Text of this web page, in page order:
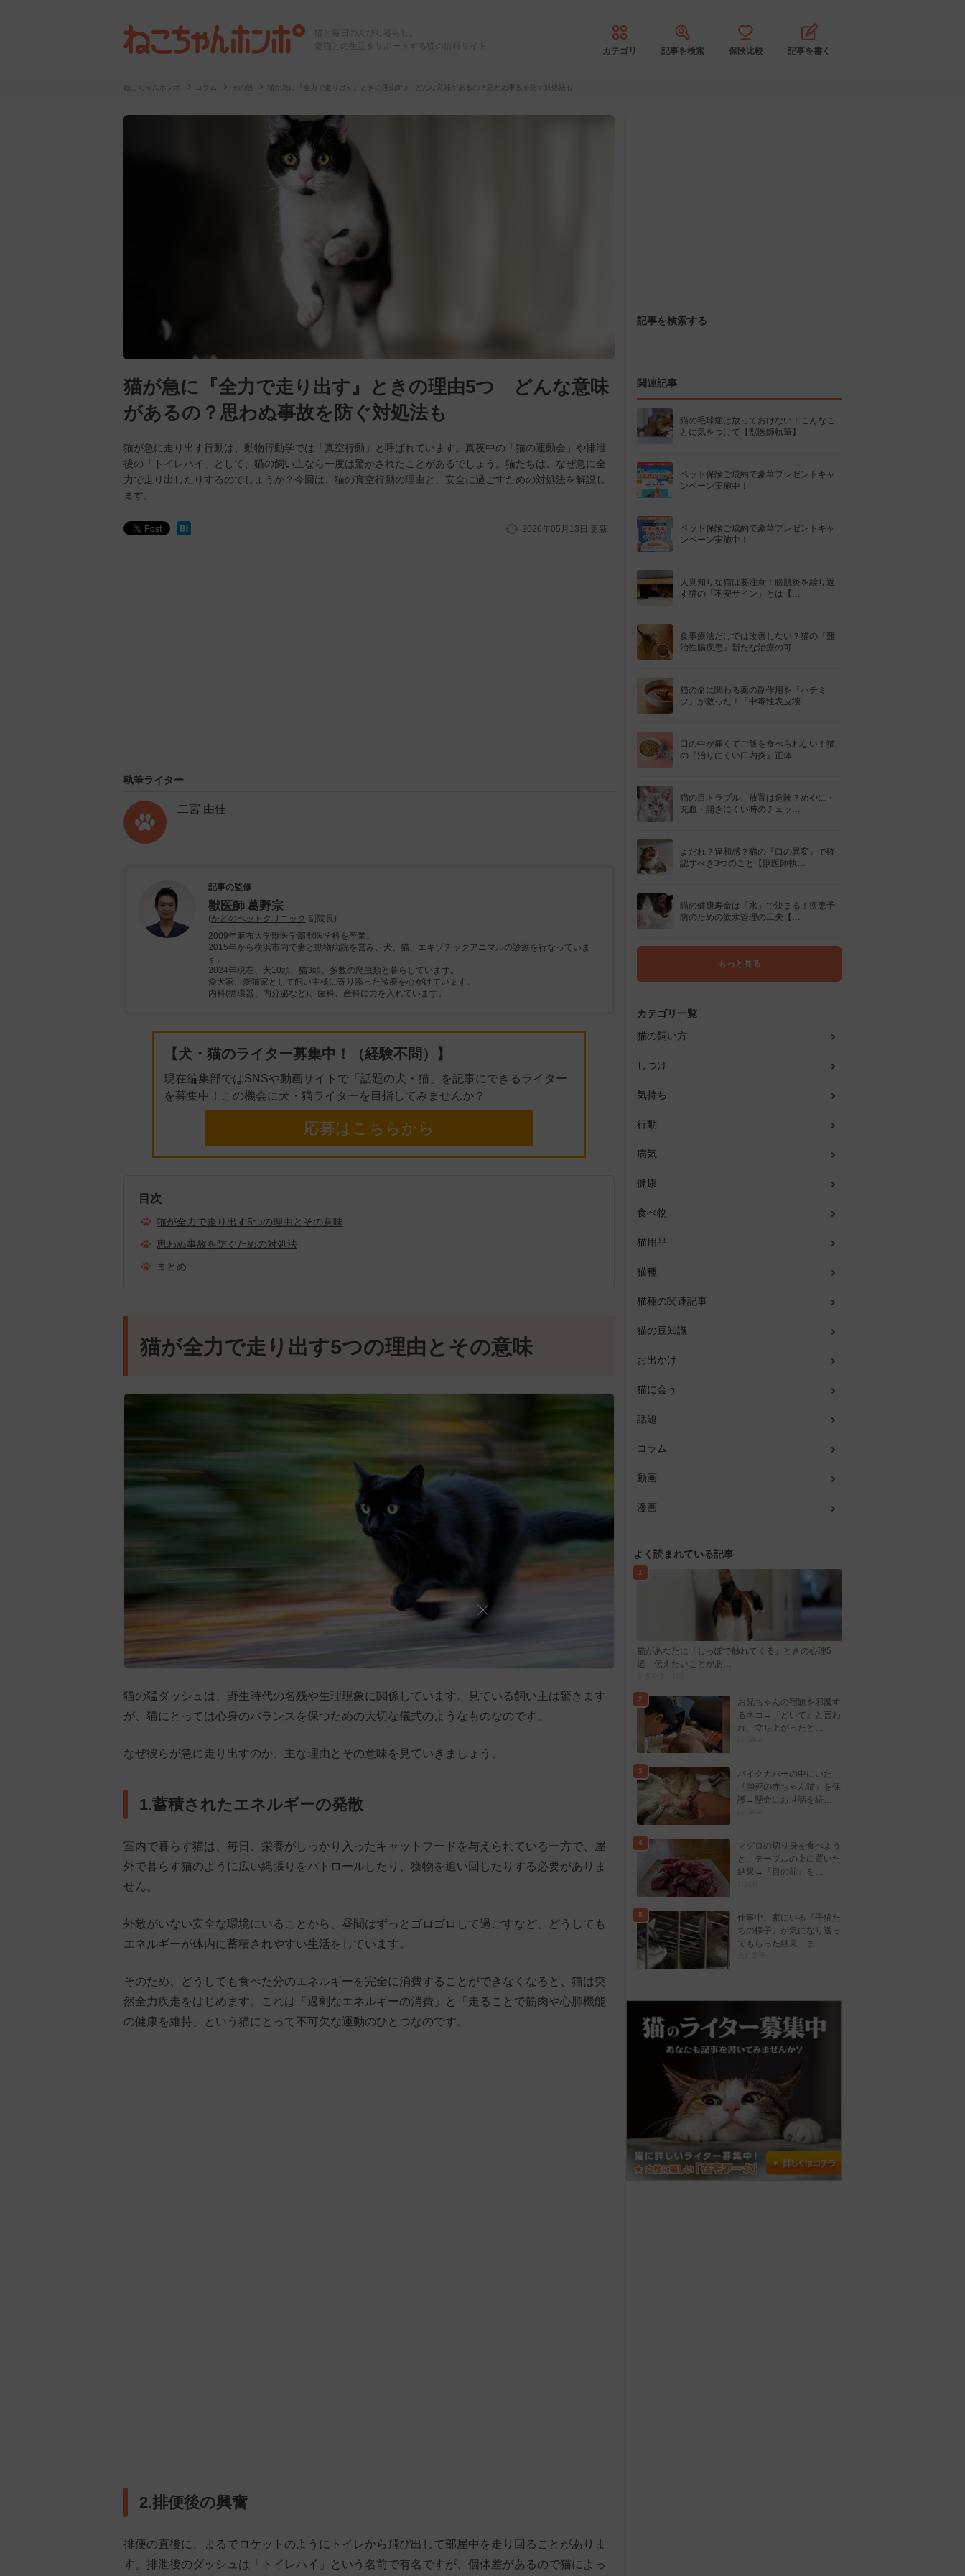
猫と毎日のんびり暮らし。
愛猫との生活をサポートする猫の情報サイト
カテゴリ 記事を検索 保険比較 記事を書く
ねこちゃんホンポ コラム その他 猫が急に『全力で走り出す』ときの理由5つ どんな意味があるの？思わぬ事故を防ぐ対処法も
猫が急に『全力で走り出す』ときの理由5つ どんな意味
があるの？思わぬ事故を防ぐ対処法も
猫が急に走り出す行動は、動物行動学では「真空行動」と呼ばれています。真夜中の「猫の運動会」や排泄
後の「トイレハイ」として、猫の飼い主なら一度は驚かされたことがあるでしょう。猫たちは、なぜ急に全
力で走り出したりするのでしょうか？今回は、猫の真空行動の理由と、安全に過ごすための対処法を解説し
ます。
2026年05月13日 更新
執筆ライター
二宮 由佳
記事の監修
獣医師葛野宗
(かどのペットクリニック 副院長)
2009年麻布大学獣医学部獣医学科を卒業。
2015年から横浜市内で妻と動物病院を営み、犬、猫、エキゾチックアニマルの診療を行なっていま
す。
2024年現在、犬10頭、猫3頭、多数の爬虫類と暮らしています。
愛犬家、愛猫家として飼い主様に寄り添った診療を心がけています。
内科(循環器、内分泌など)、歯科、産科に力を入れています。
【犬・猫のライター募集中！（経験不問）】
現在編集部ではSNSや動画サイトで「話題の犬・猫」を記事にできるライター
を募集中！この機会に犬・猫ライターを目指してみませんか？
応募はこちらから
目次
猫が全力で走り出す5つの理由とその意味
思わぬ事故を防ぐための対処法
まとめ
猫が全力で走り出す5つの理由とその意味
猫の猛ダッシュは、野生時代の名残や生理現象に関係しています。見ている飼い主は驚きます
が、猫にとっては心身のバランスを保つための大切な儀式のようなものなのです。
なぜ彼らが急に走り出すのか、主な理由とその意味を見ていきましょう。
1.蓄積されたエネルギーの発散
室内で暮らす猫は、毎日、栄養がしっかり入ったキャットフードを与えられている一方で、屋
外で暮らす猫のように広い縄張りをパトロールしたり、獲物を追い回したりする必要がありま
せん。
外敵がいない安全な環境にいることから、昼間はずっとゴロゴロして過ごすなど、どうしても
エネルギーが体内に蓄積されやすい生活をしています。
そのため、どうしても食べた分のエネルギーを完全に消費することができなくなると、猫は突
然全力疾走をはじめます。これは「過剰なエネルギーの消費」と「走ることで筋肉や心肺機能
の健康を維持」という猫にとって不可欠な運動のひとつなのです。
2.排便後の興奮
排便の直後に、まるでロケットのようにトイレから飛び出して部屋中を走り回ることがありま
す。排泄後のダッシュは「トイレハイ」という名前で有名ですが、個体差があるので猫によっ
記事を検索する
関連記事
猫の毛球症は放っておけない！こんなこ
とに気をつけて【獣医師執筆】
ペット保険ご成約で豪華プレゼントキャ
ンペーン実施中！
ペット保険ご成約で豪華プレゼントキャ
ンペーン実施中！
人見知りな猫は要注意！膀胱炎を繰り返
す猫の「不安サイン」とは【…
食事療法だけでは改善しない？猫の『難
治性腸疾患』新たな治療の可…
猫の命に関わる薬の副作用を『ハチミ
ツ』が救った！「中毒性表皮壊…
口の中が痛くてご飯を食べられない！猫
の『治りにくい口内炎』正体…
猫の目トラブル、放置は危険？めやに・
充血・開きにくい時のチェッ…
よだれ？違和感？猫の『口の異変』で確
認すべき3つのこと【獣医師執…
猫の健康寿命は「水」で決まる！疾患予
防のための飲水管理の工夫【…
もっと見る
カテゴリ一覧
猫の飼い方
しつけ
気持ち
行動
病気
健康
食べ物
猫用品
猫種
猫種の関連記事
猫の豆知識
お出かけ
猫に会う
話題
コラム
動画
漫画
よく読まれている記事
1
猫があなたに『しっぽで触れてくる』ときの心理5
選 伝えたいことがあ…
2
お兄ちゃんの宿題を邪魔す
るネコ→『どいて』と言わ
れ、立ち上がったと…
3
バイクカバーの中にいた
『瀕死の赤ちゃん猫』を保
護→懸命にお世話を続…
4
マグロの切り身を食べよう
と、テーブルの上に置いた
結果→『目の前』を…
5
仕事中、家にいる『子猫た
ちの様子』が気になり送っ
てもらった結果…ま…